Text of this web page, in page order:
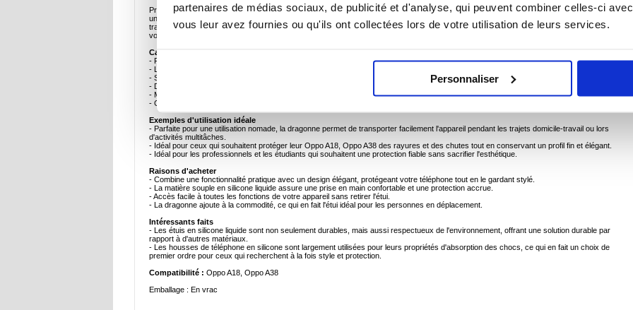
partenaires de médias sociaux, de publicité et d'analyse, qui peuvent combiner celles-ci
vous leur avez fournies ou qu'ils ont collectées lors de votre utilisation de leurs services.
Personnaliser
Protégez votre Oppo A18, Oppo A38 avec style grâce à cette housse de téléphone en silicone liquide, élégante et durable. Conçue pour offrir
une protection complète contre les rayures, les chocs et l'usure quotidienne, cette housse est dotée d'une dragonne pratique pour un
transport sans effort. La finition douce au toucher offre une prise en main confortable, tandis que le profil fin préserve l'esthétique élégante de
votre Oppo A18, Oppo A38.
Caractéristiques principales et spécifications
- Fabriqué en silicone liquide de haute qualité pour une durabilité et une flexibilité supérieures.
- La surface anti-rayures assure une protection durable.
- Sangle intégrée pour faciliter la manipulation et le transport
- Découpes de précision pour un accès transparent à tous les boutons, ports et caméras
- Matériau absorbant les chocs pour protéger l'appareil contre les chutes et les impacts accidentels
- Conception légère, avec un poids d'environ 50 g, pour un encombrement minimal.
Exemples d'utilisation idéale
- Parfaite pour une utilisation nomade, la dragonne permet de transporter facilement l'appareil pendant les trajets domicile-travail ou lors
d'activités multitâches.
- Idéal pour ceux qui souhaitent protéger leur Oppo A18, Oppo A38 des rayures et des chutes tout en conservant un profil fin et élégant.
- Idéal pour les professionnels et les étudiants qui souhaitent une protection fiable sans sacrifier l'esthétique.
Raisons d'acheter
- Combine une fonctionnalité pratique avec un design élégant, protégeant votre téléphone tout en le gardant stylé.
- La matière souple en silicone liquide assure une prise en main confortable et une protection accrue.
- Accès facile à toutes les fonctions de votre appareil sans retirer l'étui.
- La dragonne ajoute à la commodité, ce qui en fait l'étui idéal pour les personnes en déplacement.
Intéressants faits
- Les étuis en silicone liquide sont non seulement durables, mais aussi respectueux de l'environnement, offrant une solution durable par
rapport à d'autres matériaux.
- Les housses de téléphone en silicone sont largement utilisées pour leurs propriétés d'absorption des chocs, ce qui en fait un choix de
premier ordre pour ceux qui recherchent à la fois style et protection.
Compatibilité : Oppo A18, Oppo A38
Emballage : En vrac